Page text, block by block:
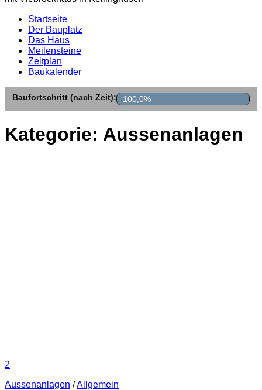
Startseite
Der Bauplatz
Das Haus
Meilensteine
Zeitplan
Baukalender
Baufortschritt (nach Zeit): 100,0%
Kategorie: Aussenanlagen
2
Aussenanlagen /Allgemein